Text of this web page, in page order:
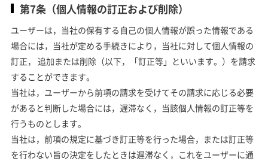
第7条（個人情報の訂正および削除）
ユーザーは，当社の保有する自己の個人情報が誤った情報である
場合には，当社が定める手続きにより，当社に対して個人情報の
訂正， 追加または削除（以下，「訂正等」といいます。）を請求
することができます。
当社は，ユーザーから前項の請求を受けてその請求に応じる必要
があると判断した場合には，遅滞なく，当該個人情報の訂正等を
行うものとします。
当社は，前項の規定に基づき訂正等を行った場合，または訂正等
を行わない旨の決定をしたときは遅滞なく，これをユーザーに通